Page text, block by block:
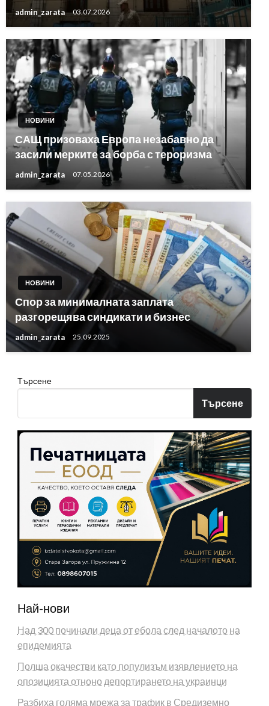
admin_zarata 03.07.2026
НОВИНИ
САЩ призоваха Европа незабавно да
засили мерките за борба с тероризма
admin_zarata 07.05.2026
НОВИНИ
Спор за минималната заплата
разгорещява синдикати и бизнес
admin_zarata 25.09.2025
Търсене
Търсене
Най-нови
Над 300 починали деца от ебола след началото на
епидемията
Полша окачестви като популизъм изявлението на
опозицията отноно депортирането на украинци
Разбиха голяма мрежа за трафик в Средиземно